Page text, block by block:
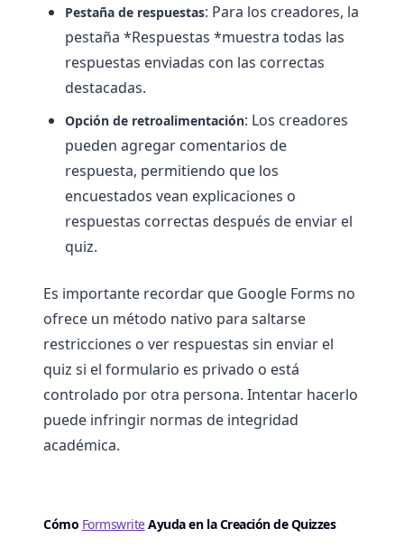
Pestaña de respuestas: Para los creadores, la
pestaña *Respuestas *muestra todas las
respuestas enviadas con las correctas
destacadas.
Opción de retroalimentación: Los creadores
pueden agregar comentarios de
respuesta, permitiendo que los
encuestados vean explicaciones o
respuestas correctas después de enviar el
quiz.
Es importante recordar que Google Forms no
ofrece un método nativo para saltarse
restricciones o ver respuestas sin enviar el
quiz si el formulario es privado o está
controlado por otra persona. Intentar hacerlo
puede infringir normas de integridad
académica.
Cómo FormswriteAyuda en la Creación de Quizzes